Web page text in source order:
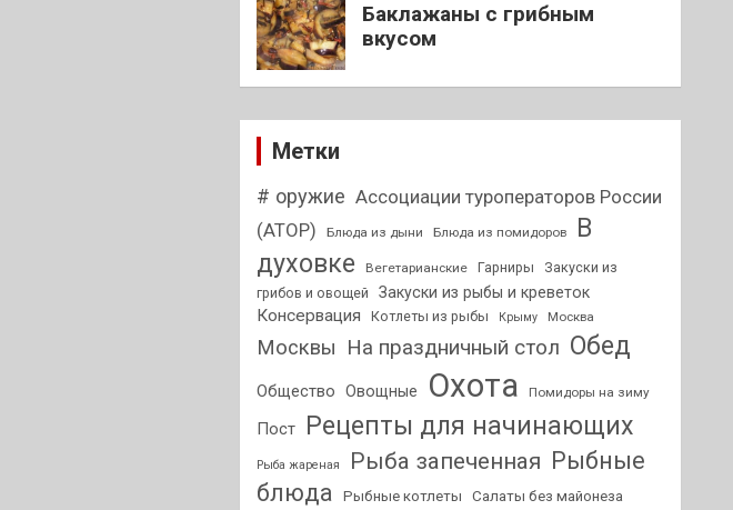
Баклажаны с грибным
вкусом
Метки
# оружие Ассоциации туроператоров России
(АТОР)
Блюда из дыни Блюда из помидоров
В
духовке
Вегетарианские Гарниры
Закуски из
грибов и овощей
Закуски из рыбы и креветок
Консервация Котлеты из рыбы Крыму Москва
Москвы На праздничный стол Обед
Общество Овощные Охота Помидоры на зиму
Пост Рецепты для начинающих
Рыба жареная Рыба запеченная Рыбные
блюда
Рыбные котлеты Салаты без майонеза